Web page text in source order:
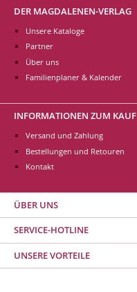
DER MAGDALENEN-VERLAG
Unsere Kataloge
Partner
Über uns
Familienplaner & Kalender
INFORMATIONEN ZUM KAUF
Versand und Zahlung
Bestellungen und Retouren
Kontakt
ÜBER UNS
SERVICE-HOTLINE
UNSERE VORTEILE